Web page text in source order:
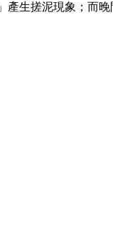
生搓泥現象；而